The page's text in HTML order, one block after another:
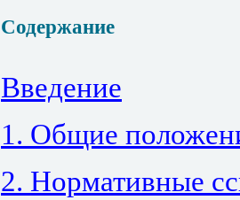
Содержание
Введение
1. Общие
2. Нормативные